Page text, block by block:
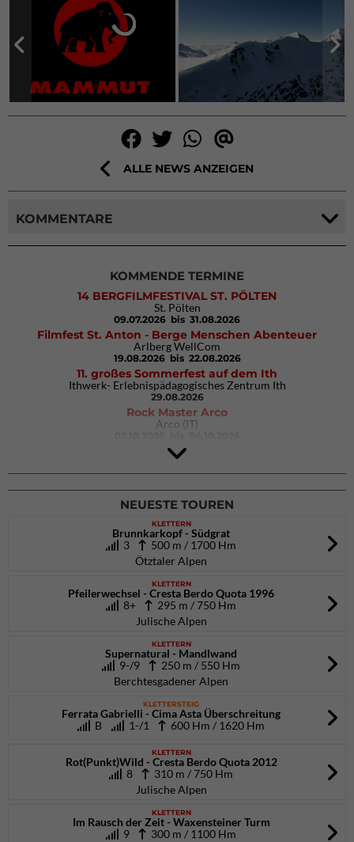
ALLE NEWS ANZEIGEN
KOMMENTARE
KOMMENDE TERMINE
14 BERGFILMFESTIVAL ST. PÖLTEN
St. Pölten
09.07.2026 bis 31.08.2026
Filmfest St. Anton - Berge Menschen Abenteuer
Arlberg WellCom
19.08.2026 bis 22.08.2026
11. großes Sommerfest auf dem Ith
Ithwerk- Erlebnispädagogisches Zentrum Ith
29.08.2026
Rock Master Arco
Arco (IT)
9. Eiskletter Festival Osttirol
Eisparkt Osttirol
08.01.2027bis 10.01.2027
NEUESTE TOUREN
KLETTERN
Brunnkarkopf - Südgrat
3
500 m / 1700 Hm
Ötztaler Alpen
KLETTERN
Pfeilerwechsel - Cresta Berdo Quota 1996
8+
295 m / 750 Hm
Julische Alpen
KLETTERN
Supernatural - Mandlwand
9-/9
250 m / 550 Hm
Berchtesgadener Alpen
KLETTERSTEIG
Ferrata Gabrielli - Cima Asta Überschreitung
B
1-/1 600 Hm / 1620 Hm
KLETTERN
Rot(Punkt)Wild - Cresta Berdo Quota 2012
8
310 m / 750 Hm
Julische Alpen
KLETTERN
Im Rausch der Zeit - Waxensteiner Turm
9
300 m / 1100 Hm